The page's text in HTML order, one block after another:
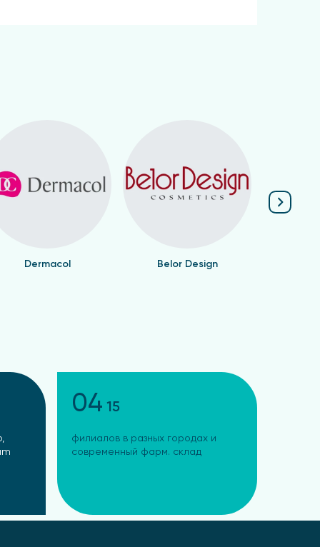
Dermacol Belor Design
04 15
филиалов в разных городах и
современный фарм. склад